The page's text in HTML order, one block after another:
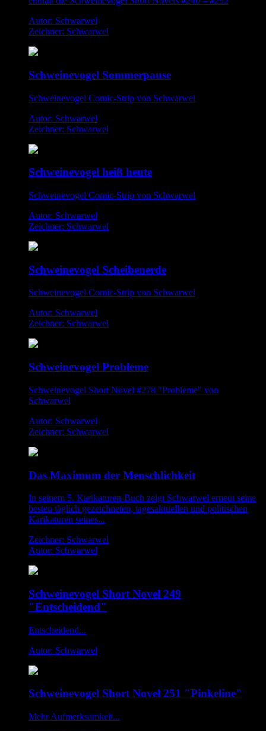
Autor: Schwarwel
Zeichner: Schwarwel
Schweinevogel Sommerpause
Schweinevogel Comic-Strip von Schwarwel
Autor: Schwarwel
Zeichner: Schwarwel
Schweinevogel heiß heute
Schweinevogel Comic-Strip von Schwarwel
Autor: Schwarwel
Zeichner: Schwarwel
Schweinevogel Scheibenerde
Schweinevogel Comic-Strip von Schwarwel
Autor: Schwarwel
Zeichner: Schwarwel
Schweinevogel Probleme
Schweinevogel Short Novel #278 "Probleme" von
Schwarwel
Autor: Schwarwel
Zeichner: Schwarwel
Das Maximum der Menschlichkeit
In seinem 5. Karikaturen-Buch zeigt Schwarwel erneut seine
besten täglich gezeichneten, tagesaktuellen und politischen
Karikaturen seines...
Zeichner: Schwarwel
Autor: Schwarwel
Schweinevogel Short Novel 249
"Entscheidend"
Entscheidend...
Autor: Schwarwel
Schweinevogel Short Novel 251 "Pinkeline"
Mehr Aufmerksamkeit...